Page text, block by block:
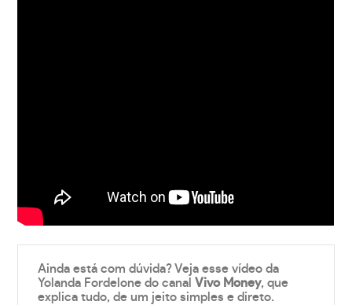
Ainda está com dúvida? Veja esse vídeo da
Yolanda Fordelone do canalVivo Money, que
explica tudo, de um jeito simples e direto.